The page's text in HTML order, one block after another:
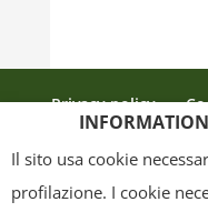
Privacy policy
Il sito usa cookie
profilazione. I cookie